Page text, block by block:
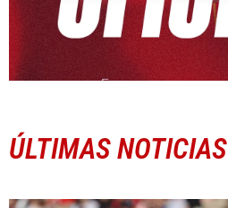
ÚLTIMAS NOTICIAS